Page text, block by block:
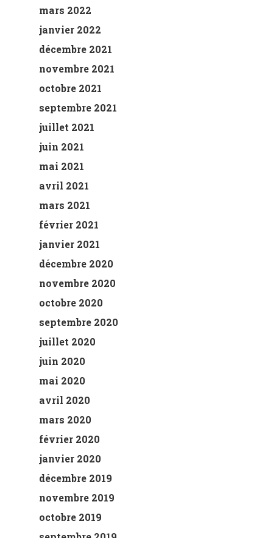
mars 2022
janvier 2022
décembre 2021
novembre 2021
octobre 2021
septembre 2021
juillet 2021
juin 2021
mai 2021
avril 2021
mars 2021
février 2021
janvier 2021
décembre 2020
novembre 2020
octobre 2020
septembre 2020
juillet 2020
juin 2020
mai 2020
avril 2020
mars 2020
février 2020
janvier 2020
décembre 2019
novembre 2019
octobre 2019